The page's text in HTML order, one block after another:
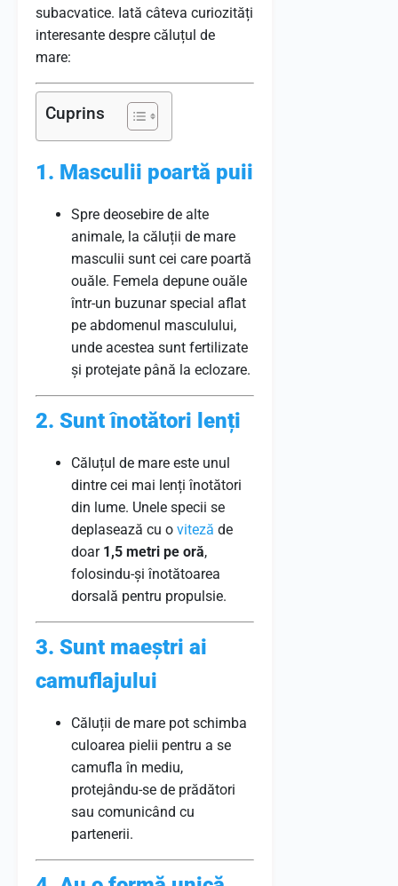
subacvatice. Iată câteva curiozități
interesante despre căluțul de
mare:
Cuprins
1. Masculii poartă puii
Spre deosebire de alte
animale, la căluții de mare
masculii sunt cei care poartă
ouăle. Femela depune ouăle
într-un buzunar special aflat
pe abdomenul masculului,
unde acestea sunt fertilizate
și protejate până la eclozare.
2. Sunt înotători lenți
Căluțul de mare este unul
dintre cei mai lenți înotători
din lume. Unele specii se
deplasează cu o viteză de
doar 1,5 metri pe oră,
folosindu-și înotătoarea
dorsală pentru propulsie.
3. Sunt maeștri ai
camuflajului
Căluții de mare pot schimba
culoarea pielii pentru a se
camufla în mediu,
protejându-se de prădători
sau comunicând cu
partenerii.